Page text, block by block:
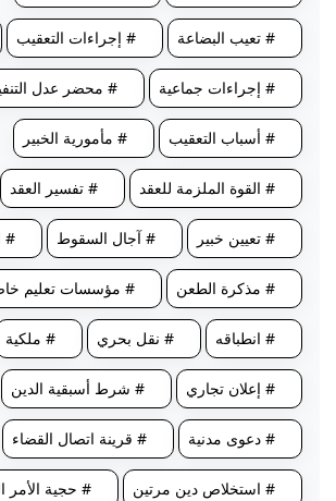
# تعيب البضاعة # إجراءات التعقيب
# إجراءات جماعية # محضر عدل
# أسباب التعقيب # مأمورية الخبير
# القوة الملزمة للعقد # تفسير العقد
# تعيين خبير # آجال السقوط #
# مذكرة الطعن # مؤسسات تعليم
# انطباقه # نقل بحري # ملكية
# إعلان تجاري # شرط أسبقية الدين
# دعوى مدنية # قرينة اتصال القضاء
# استخلاص دين مرتين # حجية الأمر